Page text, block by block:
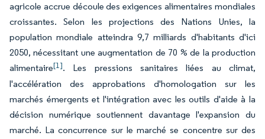
agricole accrue découle des exigences alimentaires mondiales
croissantes. Selon les projections des Nations Unies, la
population mondiale atteindra 9,7 milliards d'habitants d'ici
2050, nécessitant une augmentation de 70 % de la production
alimentaire[1]. Les pressions sanitaires liées au climat,
l'accélération des approbations d'homologation sur les
marchés émergents et l'intégration avec les outils d'aide à la
décision numérique soutiennent davantage l'expansion du
marché. La concurrence sur le marché se concentre sur des